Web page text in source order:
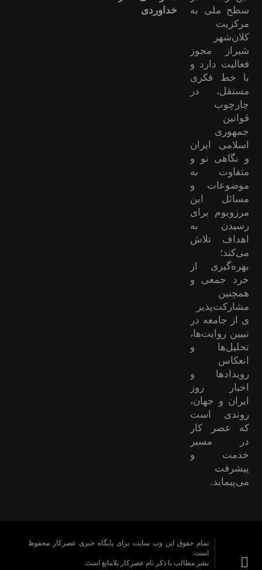
سطح ملی به
مرکزیت
کلان‌شهر
شیراز مجوز
فعالیت دارد و
با خط فکری
مستقل، در
چارچوب
قوانین
جمهوری
اسلامی ایران
و نگاهی نو و
متفاوت به
موضوعات ‌و
مسائل این
مرزوبوم برای
رسیدن به
اهداف تلاش
می‌کند؛
بهره‌گیری از
خرد جمعی و
همچنین
مشارکت‌پذیر
ی از جامعه در
تبیین روایت‌ها،
تحلیل‌ها و
انعکاس
رویدادها و
اخبار روز
ایران و جهان،
روندی است
که عصر کار
در مسیر
خدمت و
پیشرفت
می‌پیماید.
خداوردی
تمام حقوق این وب سایت برای پایگاه خبری عصرکار محفوظ
است.
نشر مطالب با ذکر نام عصرکار بلامانع است.